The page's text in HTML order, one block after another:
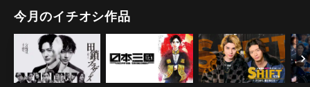
今月のイチオシ作品